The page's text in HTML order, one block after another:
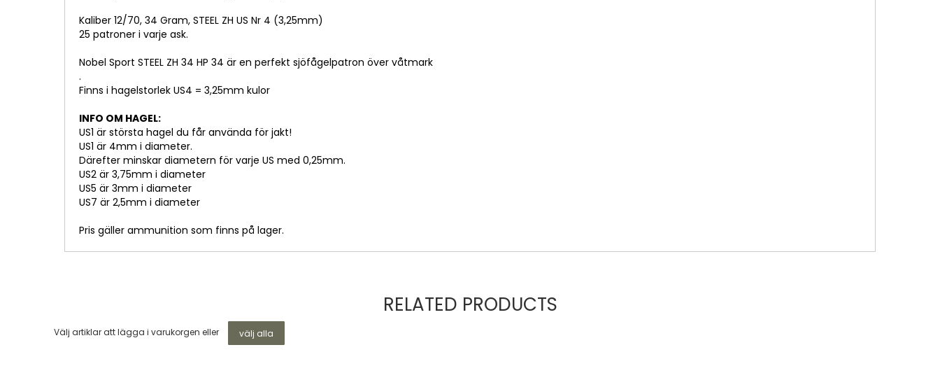
Kaliber 12/70, 34 Gram, STEEL ZH US Nr 4 (3,25mm)
25 patroner i varje ask.
Nobel Sport STEEL ZH 34 HP 34 är en perfekt sjöfågelpatron över våtmark
.
Finns i hagelstorlek US4 = 3,25mm kulor
INFO OM HAGEL:
US1 är största hagel du får använda för jakt!
US1 är 4mm i diameter.
Därefter minskar diametern för varje US med 0,25mm.
US2 är 3,75mm i diameter
US5 är 3mm i diameter
US7 är 2,5mm i diameter
Pris gäller ammunition som finns på lager.
RELATED PRODUCTS
Välj artiklar att lägga i varukorgen eller välj alla